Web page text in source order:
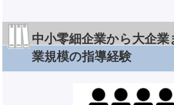
中小零細企業から大企
業規模の指導経験